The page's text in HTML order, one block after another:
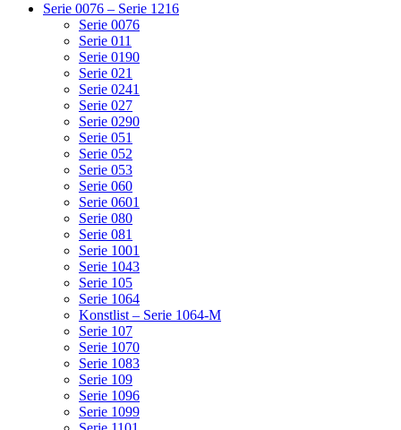
Serie 0076 – Serie 1216
Serie 0076
Serie 011
Serie 0190
Serie 021
Serie 0241
Serie 027
Serie 0290
Serie 051
Serie 052
Serie 053
Serie 060
Serie 0601
Serie 080
Serie 081
Serie 1001
Serie 1043
Serie 105
Serie 1064
Konstlist – Serie 1064-M
Serie 107
Serie 1070
Serie 1083
Serie 109
Serie 1096
Serie 1099